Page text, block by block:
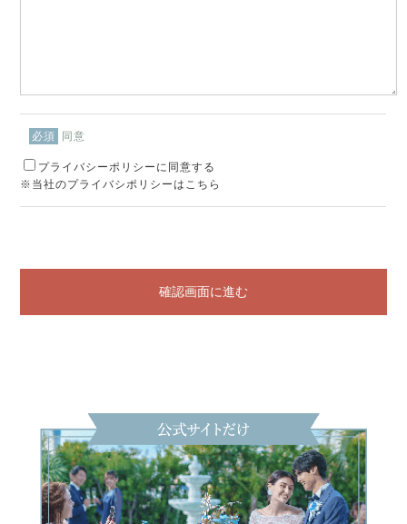
必須 同意
プライバシーポリシーに同意する
※当社のプライバシポリシーはこちら
確認画面に進む